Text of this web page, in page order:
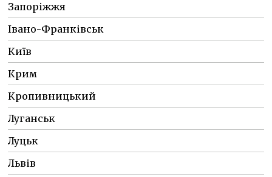
Запоріжжя
Івано-Франківськ
Київ
Крим
Кропивницький
Луганськ
Луцьк
Львів